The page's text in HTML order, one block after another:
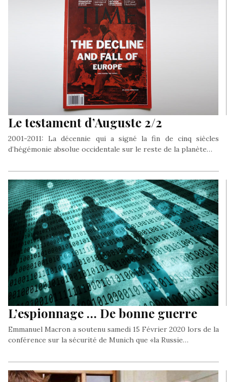
Le testament d’Auguste 2/2
2001-2011: La décennie qui a signé la fin de cinq siècles
d’hégémonie absolue occidentale sur le reste de la planète…
L’espionnage … De bonne guerre
Emmanuel Macron a soutenu samedi 15 Février 2020 lors de la
conférence sur la sécurité de Munich que «la Russie…